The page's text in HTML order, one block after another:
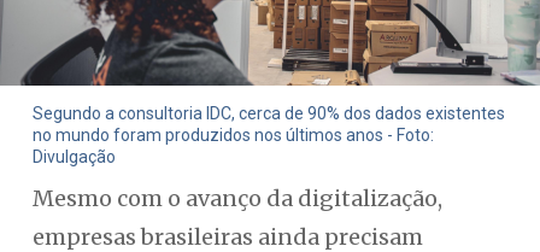
Segundo a consultoria IDC, cerca de 90% dos dados existentes
no mundo foram produzidos nos últimos anos - Foto:
Divulgação
Mesmo com o avanço da digitalização,
empresas brasileiras ainda precisam